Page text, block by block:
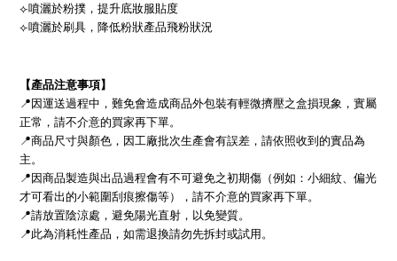
⟣噴灑於粉撲，提升底妝服貼度
⟣噴灑於刷具，降低粉狀產品飛粉狀況
【產品注意事項】
📍 因運送過程中，難免會造成商品外包裝有輕微擠壓之盒損現象，實屬
正常，請不介意的買家再下單。
📍商品尺寸與顏色，因工廠批次生產會有誤差，請依照收到的實品為
主。
📍 因商品製造與出品過程會有不可避免之初期傷（例如：小細紋、偏光
才可看出的小範圍刮痕擦傷等），請不介意的買家再下單。
📍請放置陰涼處，避免陽光直射，以免變質。
📍此為消耗性產品，如需退換請勿先拆封或試用。